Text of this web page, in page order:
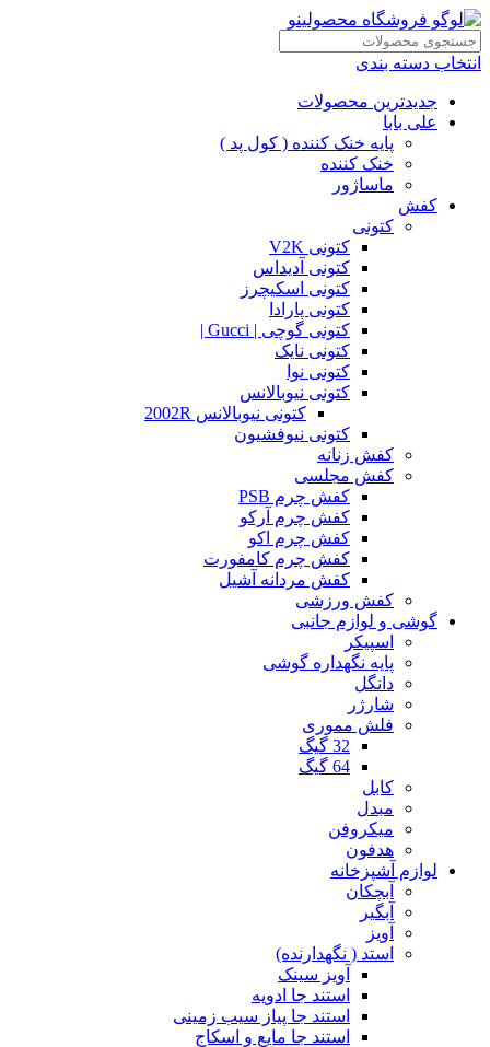
انتخاب دسته بندی
جدیدترین محصولات
علی بابا
پایه خنک کننده ( کول پد )
خنک کننده
ماساژور
کفش
کتونی
کتونی V2K
کتونی آدیداس
کتونی اسکیچرز
کتونی پارادا
کتونی گوچی | Gucci |
کتونی نایک
کتونی نوا
کتونی نیوبالانس
کتونی نیوبالانس 2002R
کتونی نیوفشیون
کفش زنانه
کفش مجلسی
کفش چرم PSB
کفش چرم آرکو
کفش چرم اکو
کفش چرم کامفورت
کفش مردانه آشیل
کفش ورزشی
گوشی و لوازم جانبی
اسپیکر
پایه نگهداره گوشی
دانگل
شارژر
فلش مموری
32 گیگ
64 گیگ
کابل
مبدل
میکروفن
هدفون
لوازم آشپزخانه
آبچکان
آبگیر
آویز
استد ( نگهدارنده)
آویز سینک
استند جا ادویه
استند جا پیاز سیب زمینی
استند جا مایع و اسکاج